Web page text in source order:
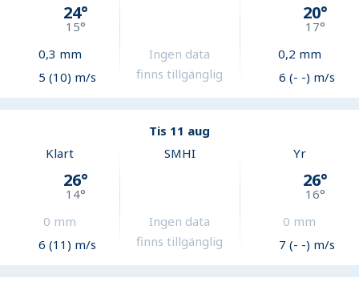
24°
15°
0,3 mm
5 (10) m/s
Ingen data
finns tillgänglig
20°
17°
0,2 mm
6 (- -) m/s
Tis 11 aug
Klart
26°
14°
0 mm
6 (11) m/s
SMHI
Ingen data
finns tillgänglig
Yr
26°
16°
0 mm
7 (- -) m/s